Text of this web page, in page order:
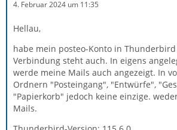
4. Februar 2024 um 11:35
Hellau,
habe mein posteo-Konto in
Verbindung steht auch. In eigens
werde meine Mails auch angezeigt. In
Ordnern "Posteingang", "Entwürfe",
"Papierkorb" jedoch keine einzige.
Mails.